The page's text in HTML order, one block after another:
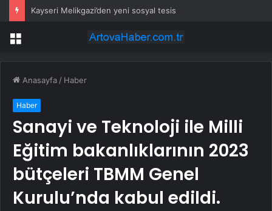
Kayseri Melikgazi’den yeni sosyal tesis
Menü
Anasayfa / Haber
Haber
Sanayi ve Teknoloji ile Milli
Eğitim bakanlıklarının 2023
bütçeleri TBMM Genel
Kurulu’nda kabul edildi.